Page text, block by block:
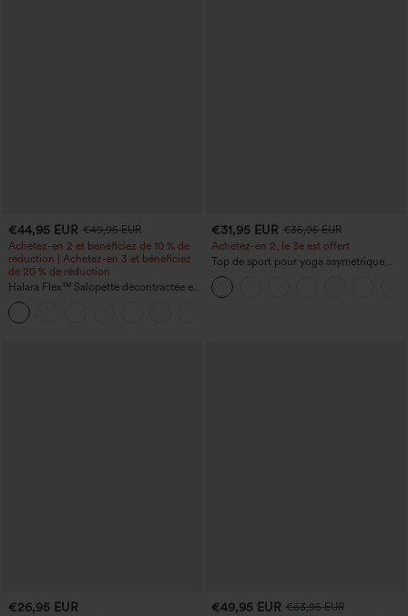
€44,95 EUR €49,95 EUR
Achetez-en 2 et bénéficiez de 10 % de
réduction | Achetez-en 3 et bénéficiez
de 20 % de réduction
Halara Flex™ Salopette décontractée en
denim lavé à encolure en V avec poche
€31,95 EUR €35,95 EUR
Achetez-en 2, le 3e est offert
Top de sport pour yoga asymétrique
(une épaule) à manches longues avec
ouverture pour le pouce, ourlet arrondi
haut-bas, séchage rapide, soutien-gorge
€26,95 EUR €49,95 EUR €53,95 EUR